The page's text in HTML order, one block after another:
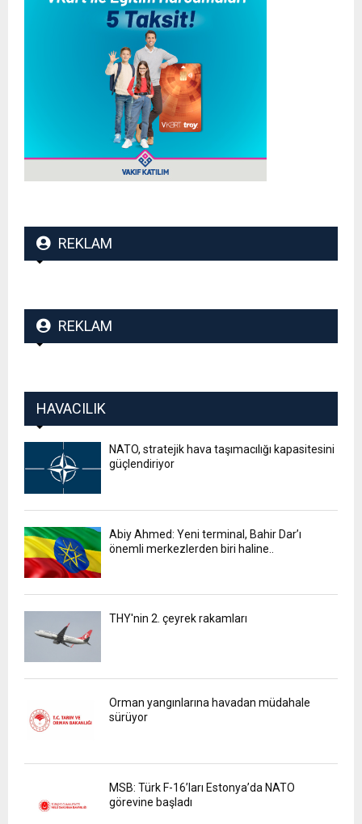
REKLAM
REKLAM
HAVACILIK
NATO, stratejik hava taşımacılığı kapasitesini
güçlendiriyor
Abiy Ahmed: Yeni terminal, Bahir Dar’ı
önemli merkezlerden biri haline..
THY'nin 2. çeyrek rakamları
Orman yangınlarına havadan müdahale
sürüyor
MSB: Türk F-16’ları Estonya’da NATO
görevine başladı